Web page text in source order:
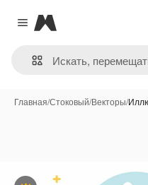
Close menu
Magnific
Главная/Стоковый/Векторы/